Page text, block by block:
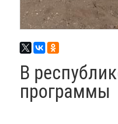
В
программы